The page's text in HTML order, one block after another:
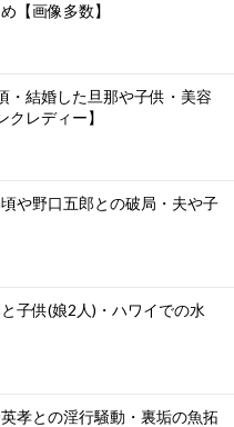
【画像多数】
・結婚した旦那や子供・美容
レディー】
や野口五郎との破局・夫や子
子供(娘2人)・ハワイでの水
孝との淫行騒動・裏垢の魚拓